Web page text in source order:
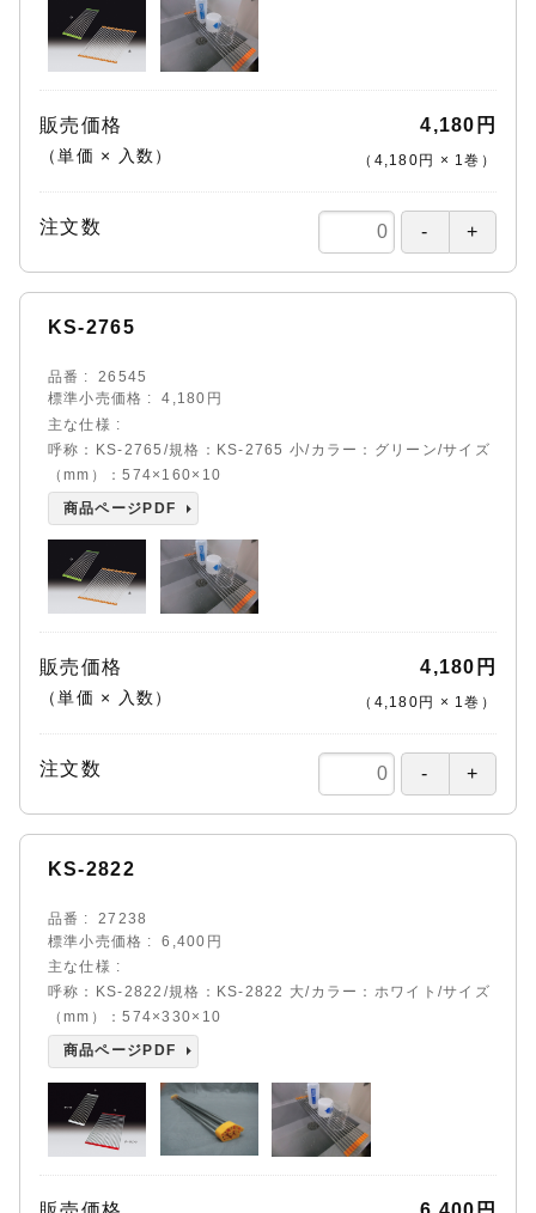
販売価格
（単価 × 入数）
4,180円
（ 4,180円 × 1巻 ）
注文数
KS-2765
品番
26545
標準小売価格
4,180円
主な仕様
呼称：KS-2765/規格：KS-2765 小/カラー：グリーン/サイズ
（mm）：574×160×10
商品ページPDF
販売価格
（単価 × 入数）
4,180円
（ 4,180円 × 1巻 ）
注文数
KS-2822
品番
27238
標準小売価格
6,400円
主な仕様
呼称：KS-2822/規格：KS-2822 大/カラー：ホワイト/サイズ
（mm）：574×330×10
商品ページPDF